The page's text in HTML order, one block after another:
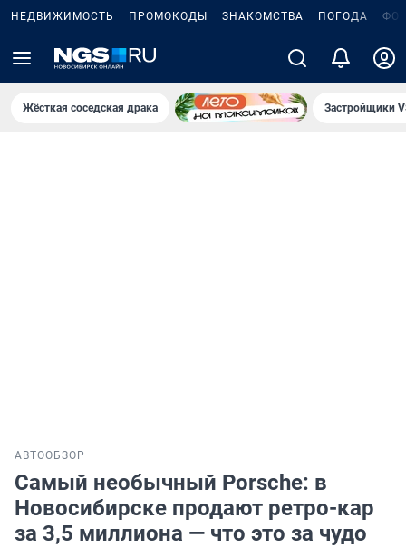
НЕДВИЖИМОСТЬ ПРОМОКОДЫ ЗНАКОМСТВА ПОГОДА
Жёсткая соседская драка Застройщики
АВТООБЗОР
Самый необычный Porsche: в
Новосибирске продают ретро-кар
за 3,5 миллиона — что это за чудо